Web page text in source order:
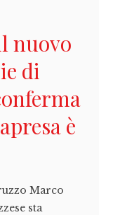
nuovo
di
è
Marco
sta